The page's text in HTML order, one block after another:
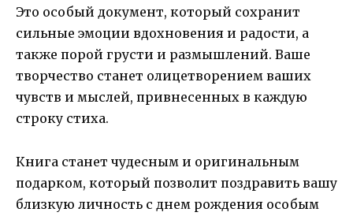
Это особый документ, который сохранит
сильные эмоции вдохновения и радости, а
также порой грусти и размышлений. Ваше
творчество станет олицетворением ваших
чувств и мыслей, привнесенных в каждую
строку стиха.
Книга станет чудесным и оригинальным
подарком, который позволит поздравить вашу
близкую личность с днем рождения особым